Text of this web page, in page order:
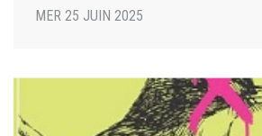
MER 25 JUIN 2025